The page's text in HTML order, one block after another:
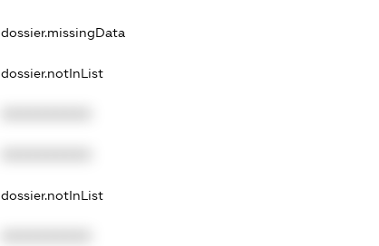
dossier.missingData
dossier.notInList
dossier.notInList